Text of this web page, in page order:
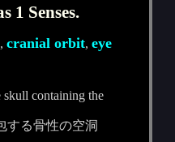
1 Senses.
,cranial orbit,eye
containing the
する骨性の空洞